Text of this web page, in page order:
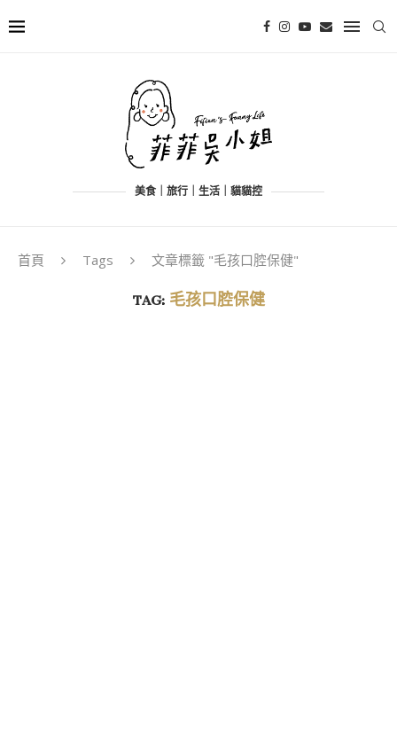
美食｜旅行｜生活｜貓貓控
首頁 Tags 文章標籤 "毛孩口腔保健"
TAG:毛孩口腔保健